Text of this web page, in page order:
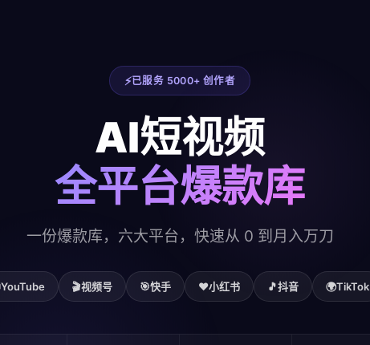
已服务 5000+ 创作者
AI短视频
全平台爆款库
一份爆款库，六大平台，快速从 0 到月入万刀
YouTube 🎬视频号 🎯快手 ❤️小红书 🎵抖音 🌍TikTok